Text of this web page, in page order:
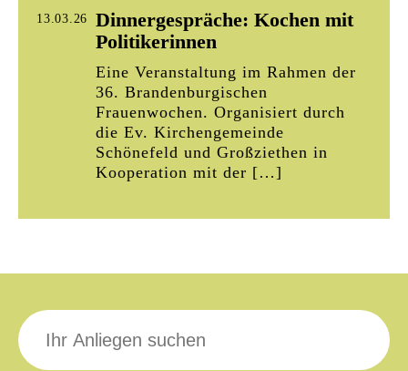
13.03.26
Dinnergespräche: Kochen mit
Politikerinnen
Eine Veranstaltung im Rahmen der
36. Brandenburgischen
Frauenwochen. Organisiert durch
die Ev. Kirchengemeinde
Schönefeld und Großziethen in
Kooperation mit der […]
Suche
nach: